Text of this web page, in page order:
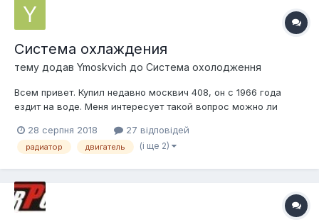
Система охлаждения
тему додав Ymoskvich до Система охолодження
Всем привет. Купил недавно москвич 408, он с 1966 года
ездит на воде. Меня интересует такой вопрос можно ли
после оставленной накипи? Если можно то какой?
28 серпня 2018 27 відповідей
радиатор двигатель (і ще 2)